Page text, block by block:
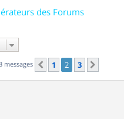
des Forums
messages Précédent
1 2 3